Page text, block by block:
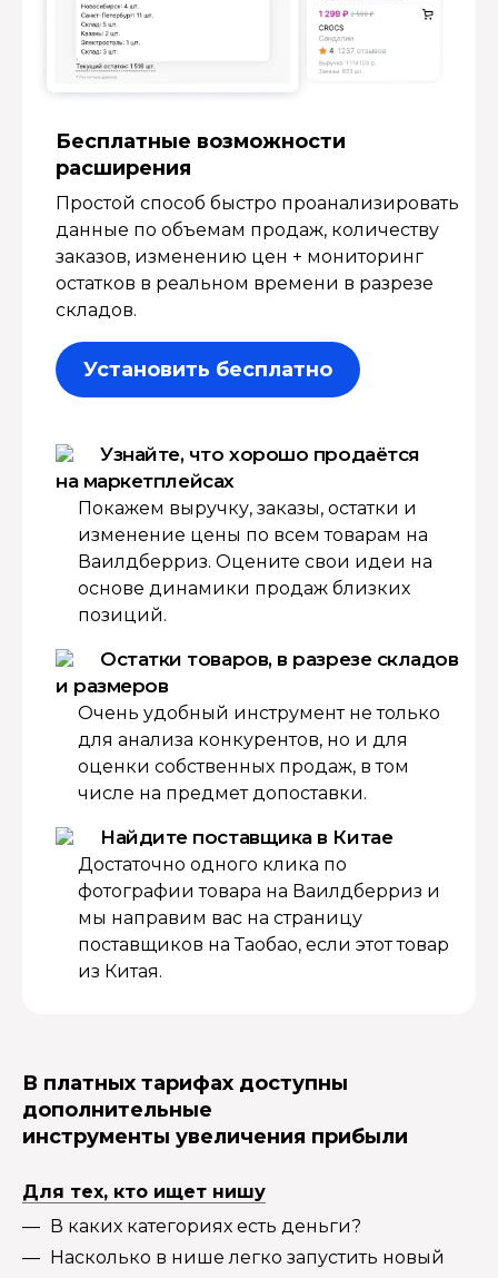
Бесплатные возмож­ности
расширения
Простой способ быстро проанализировать
данные по объемам продаж, количеству
заказов, изменению цен + мониторинг
остатков в реальном времени в разрезе
складов.
Установить бесплатно
Узнайте, что хорошо продаётся
на маркетплейсах
Покажем выручку, заказы, остатки и
изменение цены по всем товарам на
Ваилдберриз. Оцените свои идеи на
основе динамики продаж близких
позиций.
Остатки товаров, в разрезе складов
и размеров
Очень удобный инструмент не только
для анализа конкурентов, но и для
оценки собственных продаж, в том
числе на предмет допоставки.
Найдите поставщика в Китае
Достаточно одного клика по
фотографии товара на Ваилдберриз и
мы направим вас на страницу
поставщиков на Таобао, если этот товар
из Китая.
В платных тарифах доступны
дополнительные
инструменты увеличения прибыли
Для тех, кто ищет нишу
В каких категориях есть деньги?
Насколько в нише легко запустить новый